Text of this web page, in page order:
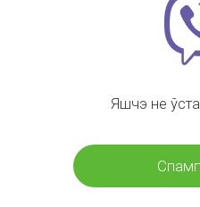
Яшчэ не